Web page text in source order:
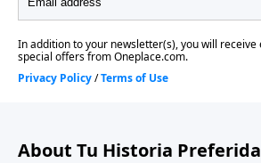
About Tu Historia Preferida